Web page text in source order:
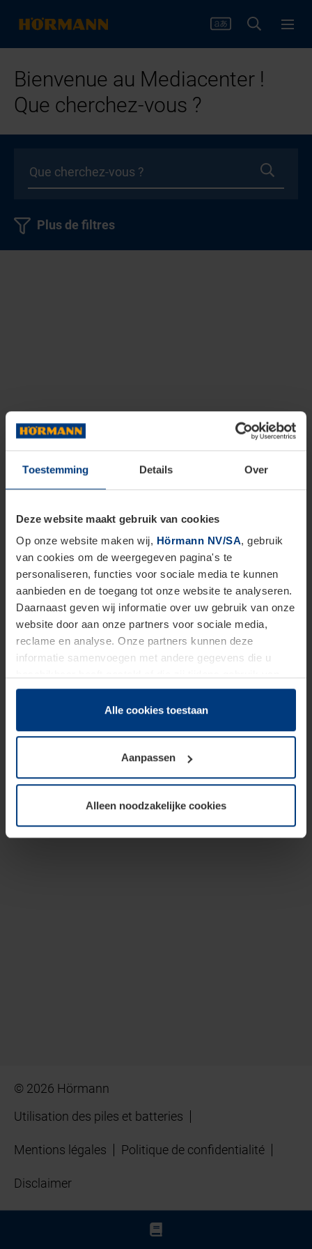
Toestemming Details Over
Deze website maakt gebruik van cookies
Op onze website maken wij, Hörmann NV/SA, gebruik
van cookies om de weergegeven pagina's te
personaliseren, functies voor sociale media te kunnen
aanbieden en de toegang tot onze website te analyseren.
Daarnaast geven wij informatie over uw gebruik van onze
website door aan onze partners voor sociale media,
reclame en analyse. Onze partners kunnen deze
informatie samenvoegen met andere gegevens die u
hun diensten hebben verzameld.
Juridisch hebben wij het recht om cookies op uw
van deze pagina's absoluut vereist is. Voor alle andere
soorten cookies is uw toestemming benodigd. Uw
toestemming kunt u op elk moment bij de uitleg van de
wijzigen of herroepen.
Alle cookies toestaan
Aanpassen
Alleen noodzakelijke cookies
Bienvenue au Mediacenter !
Que cherchez-vous ?
Plus de filtres
© 2026 Hörmann
Utilisation des piles et batteries
Mentions légales Politique de confidentialité
Disclaimer